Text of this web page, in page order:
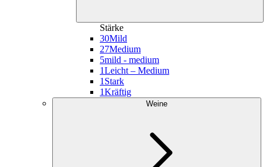
Stärke
30Mild
27Medium
5mild - medium
1Leicht – Medium
1 Stark
1Kräftig
Weine